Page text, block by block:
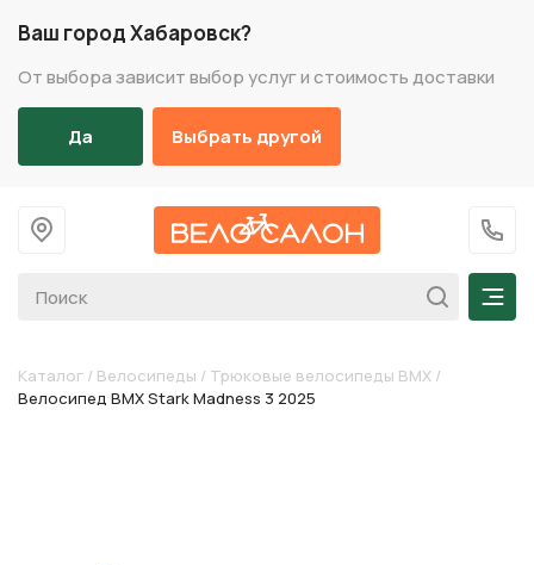
Ваш город Хабаровск?
От выбора зависит выбор услуг и стоимость доставки
Да Выбрать другой
На главную
+7
Каталог / Велосипеды / Трюковые велосипеды BMX /
Велосипед BMX Stark Madness 3 2025